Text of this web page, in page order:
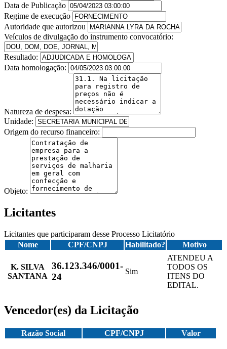
Data de Publicação
Regime de execução
Autoridade que autorizou
Veículos de divulgação do instrumento convocatório:
Resultado:
Data homologação:
Natureza de despesa:
Unidade:
Origem do recurso financeiro:
Objeto:
Licitantes
Licitantes que participaram desse Processo Licitatório
Nome
CPF/CNPJ Habilitado? Motivo
K. SILVA
SANTANA
36.123.346/0001-
24
Sim
ATENDEU A
TODOS OS
ITENS DO
EDITAL.
Vencedor(es) da Licitação
Razão Social CPF/CNPJ Valor